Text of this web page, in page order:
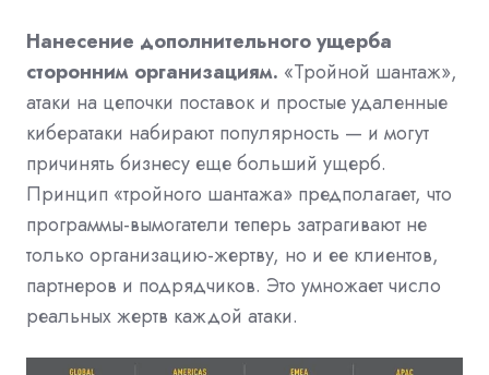
Нанесение дополнительного ущерба
сторонним организациям. «Тройной шантаж»,
атаки на цепочки поставок и простые удаленные
кибератаки набирают популярность — и могут
причинять бизнесу еще больший ущерб.
Принцип «тройного шантажа» предполагает, что
программы-вымогатели теперь затрагивают не
только организацию-жертву, но и ее клиентов,
партнеров и подрядчиков. Это умножает число
реальных жертв каждой атаки.